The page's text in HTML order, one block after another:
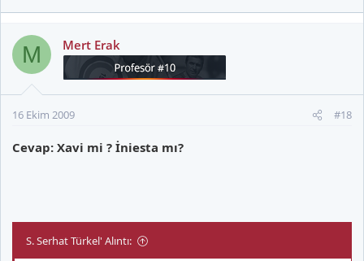
M Mert Erak
16 Ekim 2009 #18
Cevap: Xavi mi ? İniesta mı?
S. Serhat Türkel' Alıntı: